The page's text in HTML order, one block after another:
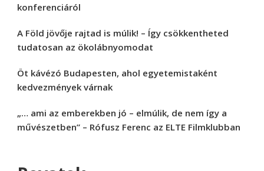
konferenciáról
A Föld jövője rajtad is múlik! – Így csökkentheted
tudatosan az ökolábnyomodat
Öt kávézó Budapesten, ahol egyetemistaként
kedvezmények várnak
„… ami az emberekben jó – elmúlik, de nem így a
művészetben” – Rófusz Ferenc az ELTE Filmklubban